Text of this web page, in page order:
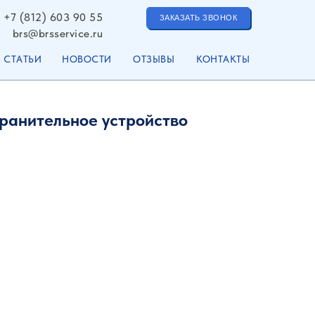
НОВОСТИ КОНТАКТЫ
ОТЗЫВЫ
СТАТЬИ
ЗАКАЗАТЬ ЗВОНОК
+7 (812) 603 90 55
brs@brsservice.ru
устройство